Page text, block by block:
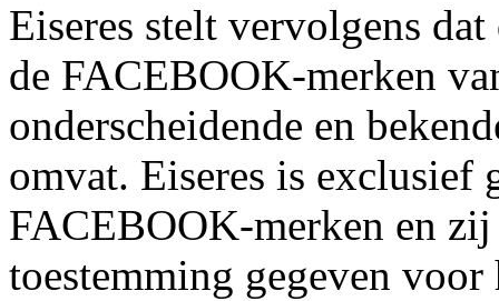
Eiseres stelt vervolgens
de FACEBOOK-merken
onderscheidende en
omvat. Eiseres is exclusief
FACEBOOK-merken en zij
toestemming gegeven